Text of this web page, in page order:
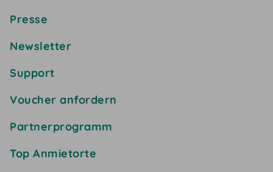
Presse
Newsletter
Support
Voucher anfordern
Partnerprogramm
Top Anmietorte